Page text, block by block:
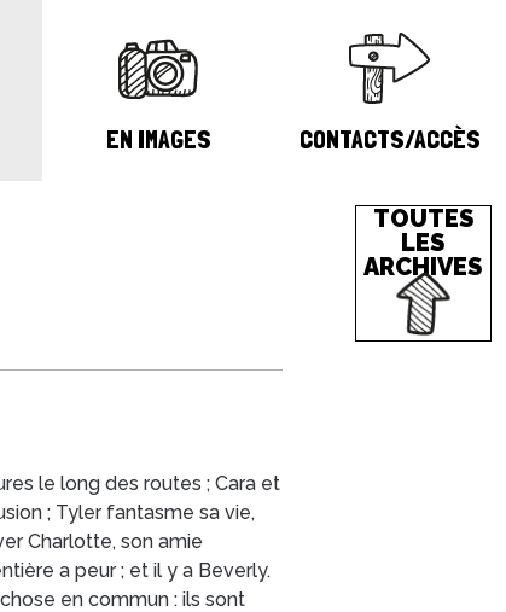
EN IMAGES CONTACTS/ACCÈS
le long des routes ; Cara et
; Tyler fantasme sa vie,
Charlotte, son amie
a peur ; et il y a Beverly.
en commun : ils sont
TOUTES
LES
ARCHIVES